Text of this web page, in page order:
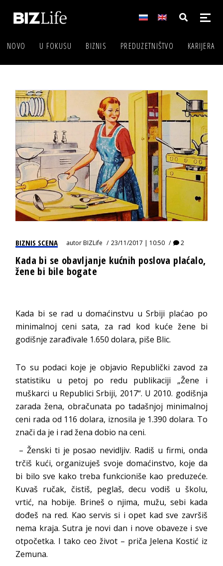
NOVO U FOKUSU BIZNIS PREDUZETNIŠTVO KARIJERA
BIZNIS SCENA autorBIZLife 23/11/2017 | 10:50 2
Kada bi se obavljanje kućnih poslova plaćalo,
žene bi bile bogate
Kada bi se rad u domaćinstvu u Srbiji plaćao po
minimalnoj ceni sata, za rad kod kuće žene bi
godišnje zarađivale 1.650 dolara, piše Blic.
To su podaci koje je objavio Republički zavod za
statistiku u petoj po redu publikaciji „Žene i
muškarci u Republici Srbiji, 2017“. U 2010. godišnja
zarada žena, obračunata po tadašnjoj minimalnoj
ceni rada od 116 dolara, iznosila je 1.390 dolara. To
znači da je i rad žena dobio na ceni.
– Ženski ti je posao nevidljiv. Radiš u firmi, onda
trčiš kući, organizuješ svoje domaćinstvo, koje da
bi bilo sve kako treba funkcioniše kao preduzeće.
Kuvaš ručak, čistiš, peglaš, decu vodiš u školu,
vrtić, na hobije. Brineš o njima, mužu, sebi kada
dođeš na red. Kao servis si i opet kad sve završiš
nema kraja. Sutra je novi dan i nove obaveze i sve
otpočetka. I tako ceo život – priča Jelena Kostić iz
Zemuna.